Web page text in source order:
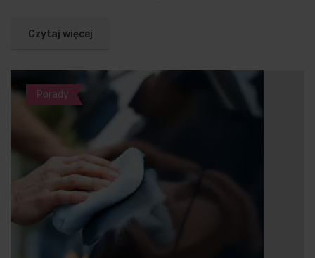
Czytaj więcej
Porady